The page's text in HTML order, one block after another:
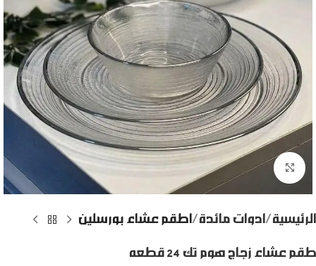
Click to enlarge
الرئيسية ادوات مائدة اطقم عشاء بورسلين
طقم عشاء زجاج هوم تك 24 قطعه